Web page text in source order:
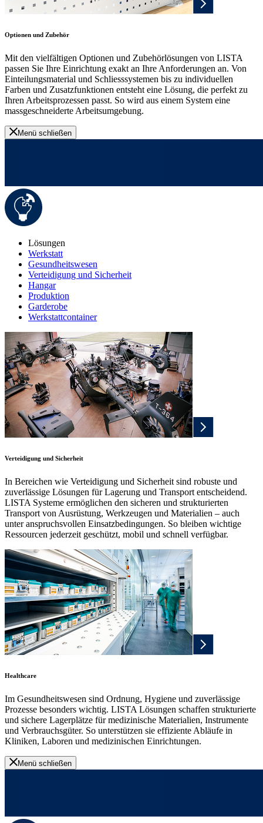
Optionen und Zubehör
Mit den vielfältigen Optionen und Zubehörlösungen von LISTA
passen Sie Ihre Einrichtung exakt an Ihre Anforderungen an. Von
Einteilungsmaterial und Schliesssystemen bis zu individuellen
Farben und Zusatzfunktionen entsteht eine Lösung, die perfekt zu
Ihren Arbeitsprozessen passt. So wird aus einem System eine
massgeschneiderte Arbeitsumgebung.
Menü schließen
Lösungen
Werkstatt
Gesundheitswesen
Verteidigung und Sicherheit
Hangar
Produktion
Garderobe
Werkstattcontainer
Verteidigung und Sicherheit
In Bereichen wie Verteidigung und Sicherheit sind robuste und
zuverlässige Lösungen für Lagerung und Transport entscheidend.
LISTA Systeme ermöglichen den sicheren und strukturierten
Transport von Ausrüstung, Werkzeugen und Materialien – auch
unter anspruchsvollen Einsatzbedingungen. So bleiben wichtige
Ressourcen jederzeit geschützt, mobil und schnell verfügbar.
Healthcare
Im Gesundheitswesen sind Ordnung, Hygiene und zuverlässige
Prozesse besonders wichtig. LISTA Lösungen schaffen strukturierte
und sichere Lagerplätze für medizinische Materialien, Instrumente
und Verbrauchsgüter. So unterstützen sie effiziente Abläufe in
Kliniken, Laboren und medizinischen Einrichtungen.
Menü schließen